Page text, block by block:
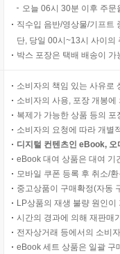
오늘 06시 30분 이후 주
직수입 음반/영상물/기프트
단, 당일 00시~13시 사이의
박스 포장은 택배 배송이
소비자의 책임 있는 사유로
소비자의 사용, 포장 개봉
복제가 가능한 상품 등의
소비자의 요청에 따라 개별
디지털 컨텐츠인 eBook,
eBook 대여 상품은 대여 기
모바일 쿠폰 등록 후 취소/
중고상품이 구매확정(자동
LP상품의 재생 불량 원인
시간의 경과에 의해 재판매
전자상거래 등에서의 소비
eBook 세트 상품은 일괄 구